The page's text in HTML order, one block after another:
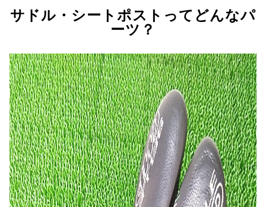
サドル・シートポストってどんなパ
ーツ？